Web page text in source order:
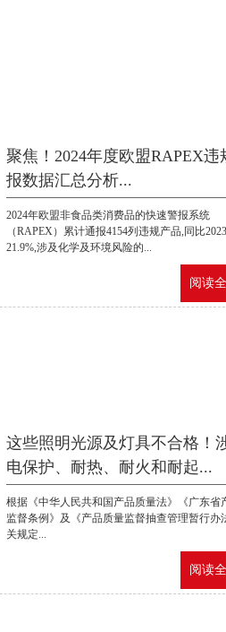
聚焦！2024年度欧盟RAPEX违
报数据汇总分析...
2024年欧盟非食品类消费品的快速警报系统
（RAPEX）累计通报4154列违规产品,同比
21.9%,涉及化学及环境风险的...
阅读
这些照明光源及灯具不合格！
电保护、耐热、耐火和耐起...
根据《中华人民共和国产品质量法》《广东省
监督条例》及《产品质量监督抽查管理暂行办
关规定...
阅读